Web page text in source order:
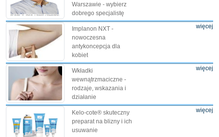
Warszawie - wybierz
dobrego specjalistę
Implanon NXT -
nowoczesna
antykoncepcja dla
kobiet
więcej
Wkładki
wewnątrzmaciczne -
rodzaje, wskazania i
działanie
więcej
Kelo-cote® skuteczny
preparat na blizny i ich
usuwanie
więcej